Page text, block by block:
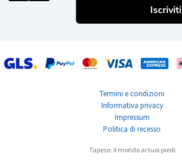
Iscriviti
Termini e condizioni
Informativa privacy
Impressum
Politica di recesso
Tapeso: il mondo ai tuoi piedi